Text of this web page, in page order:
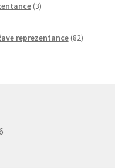
3izdelki
reprezentance 82izdelkov